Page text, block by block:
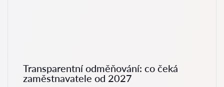
Transparentní odměňování: co čeká
zaměstnavatele od 2027